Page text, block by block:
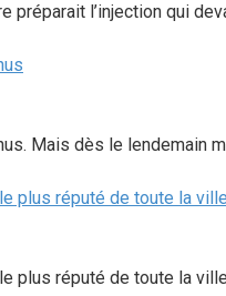
l’injection qui
Mais dès le lendemain
plus réputé de toute la ville
plus réputé de toute la